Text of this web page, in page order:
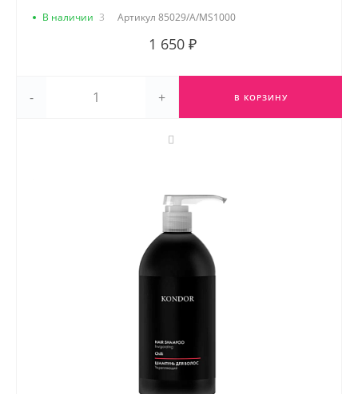
В наличии 3 Артикул 85029/A/MS1000
1 650 ₽
- + В КОРЗИНУ